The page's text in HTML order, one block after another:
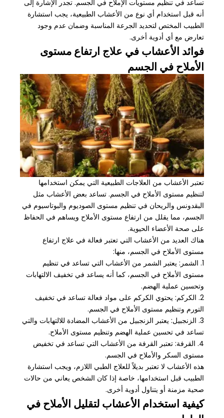
تساعد في تنظيم مستويات الإملاح في الجسم. تجدر الإشارة إلى
أنه قبل استخدام أي نوع من الأعشاب الطبيعية، يجب استشارة
الطبيب المختص لتحديد الجرعة المناسبة وضمان عدم وجود
تعارض مع أي أدوية أخرى.
فوائد الأعشاب في علاج ارتفاع مستوى
الأملاح في الجسم
تعتبر الأعشاب من العلاجات الطبيعية التي يمكن استخدامها
لتنظيم مستوى الأملاح في الجسم. تساعد بعض الأعشاب مثل
البقدونس والريحان في تنظيم مستوى الصوديوم والبوتاسيوم في
الجسم، مما يقلل من ارتفاع مستوى الأملاح ويساهم في الحفاظ
على صحة الأعضاء الحيوية.
هناك العديد من الأعشاب التي تعتبر فعالة في علاج ارتفاع
مستوى الأملاح في الجسم، منها:
1. الشمر: يعتبر الشمر من الأعشاب التي تساعد في تنظيم
مستوى الأملاح في الجسم، كما أنه يساعد في تخفيف الالتهابات
وتحسين عملية الهضم.
2. الكركم: يحتوي الكركم على مواد فعالة تساعد في تخفيف
التورم وتنظيم مستوى الأملاح في الجسم.
3. الزنجبيل: يعتبر الزنجبيل من الأعشاب المضادة للالتهابات والتي
تساعد في تحسين عملية الهضم وتنظيم مستوى الأملاح.
4. القرفة: تعتبر القرفة من الأعشاب التي تساعد في تخفيض
مستوى السكر والأملاح في الجسم.
هذه الأعشاب لا تعتبر بديلاً للعلاج الطبي اللازم، ويجب استشارة
الطبيب قبل استخدامها، خاصة إذا كان الشخص يعاني من حالات
صحية مزمنة أو يتناول أدوية أخرى.
كيفية استخدام الأعشاب لتقليل الأملاح في